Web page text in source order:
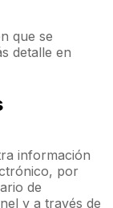
que se
detalle en
información
por
de
y a través de